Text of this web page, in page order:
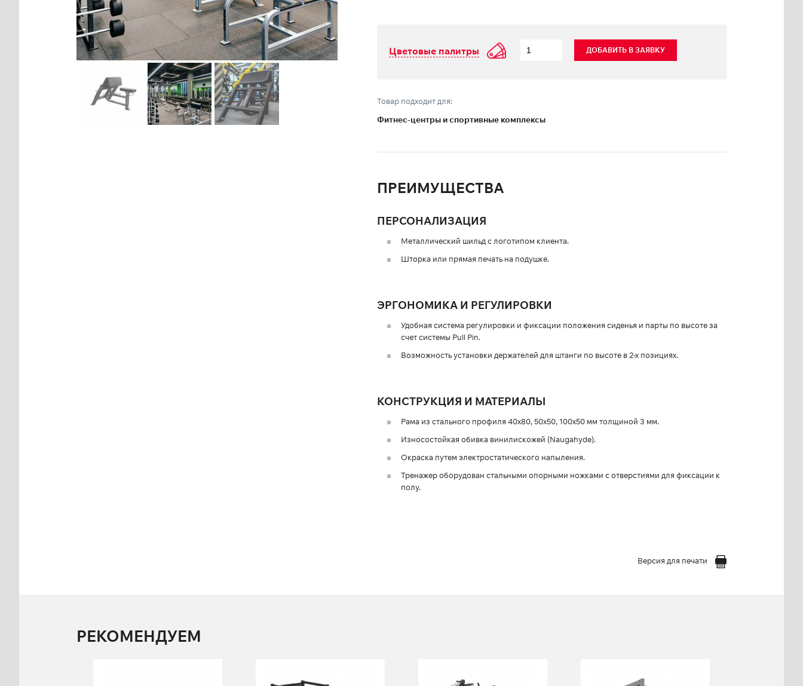
Цветовые палитры ДОБАВИТЬ В ЗАЯВКУ
Товар подходит для:
Фитнес-центры и спортивные комплексы
ПРЕИМУЩЕСТВА
ПЕРСОНАЛИЗАЦИЯ
Металлический шильд с логотипом клиента.
Шторка или прямая печать на подушке.
ЭРГОНОМИКА И РЕГУЛИРОВКИ
Удобная система регулировки и фиксации положения сиденья и парты по высоте за
счет системы Pull Pin.
Возможность установки держателей для штанги по высоте в 2-х позициях.
КОНСТРУКЦИЯ И МАТЕРИАЛЫ
Рама из стального профиля 40х80, 50х50, 100х50 мм толщиной 3 мм.
Износостойкая обивка винилискожей (Naugahyde).
Окраска путем электростатического напыления.
Тренажер оборудован стальными опорными ножками с отверстиями для фиксации к
полу.
Версия для печати
РЕКОМЕНДУЕМ
Многофункциональная